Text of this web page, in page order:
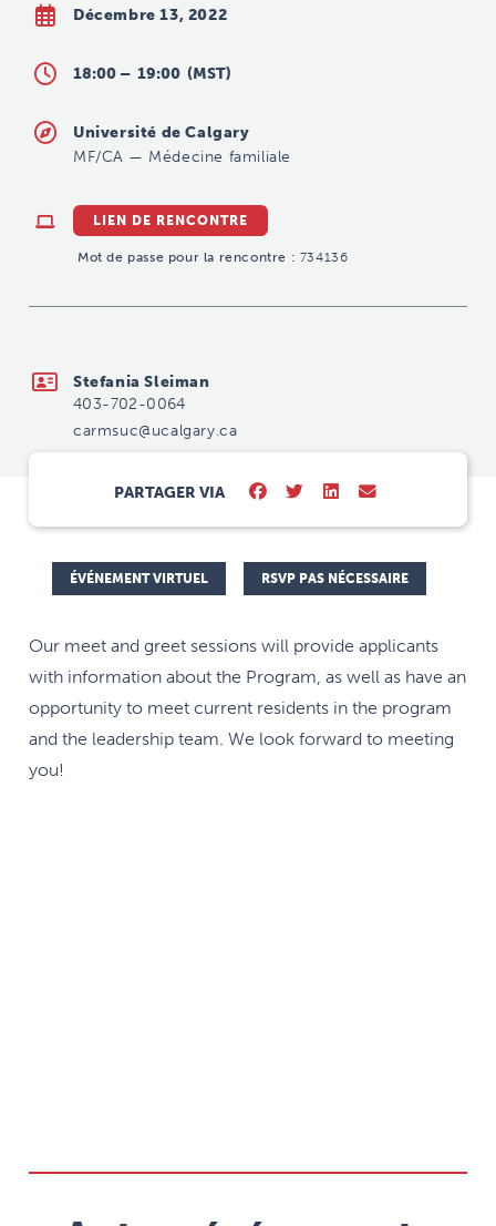
Décembre 13, 2022
18:00 – 19:00 (MST)
Université de Calgary
MF/CA — Médecine familiale
LIEN DE RENCONTRE
Mot de passe pour la rencontre : 734136
Stefania Sleiman
403-702-0064
carmsuc@ucalgary.ca
PARTAGER VIA
ÉVÉNEMENT VIRTUEL RSVP PAS NÉCESSAIRE
Our meet and greet sessions will provide applicants
with information about the Program, as well as have an
opportunity to meet current residents in the program
and the leadership team. We look forward to meeting
you!